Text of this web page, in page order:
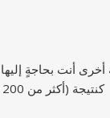
كنتيجة (أكثر من 200 صيغة مدعومة)